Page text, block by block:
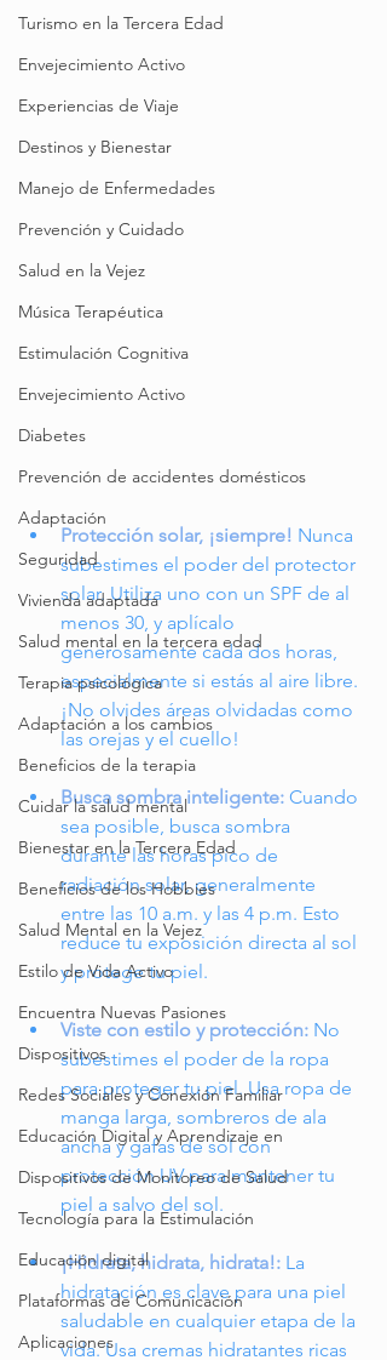
Turismo en la Tercera Edad
Envejecimiento Activo
Experiencias de Viaje
Destinos y Bienestar
Manejo de Enfermedades
Prevención y Cuidado
Salud en la Vejez
Música Terapéutica
Estimulación Cognitiva
Envejecimiento Activo
Diabetes
Prevención de accidentes domésticos
Adaptación
Seguridad
Vivienda adaptada
Salud mental en la tercera edad
Terapia psicológica
Adaptación a los cambios
Beneficios de la terapia
Cuidar la salud mental
Bienestar en la Tercera Edad
Beneficios de los Hobbies
Salud Mental en la Vejez
Estilo de Vida Activo
Encuentra Nuevas Pasiones
Dispositivos
Redes Sociales y Conexión Familiar
Educación Digital y Aprendizaje en
Dispositivos de Monitoreo de Salud
Tecnología para la Estimulación
Educación digital
Plataformas de Comunicación
Aplicaciones
Protección solar, ¡siempre! Nunca
subestimes el poder del protector
solar. Utiliza uno con un SPF de al
menos 30, y aplícalo
generosamente cada dos horas,
especialmente si estás al aire libre.
¡No olvides áreas olvidadas como
las orejas y el cuello!
Busca sombra inteligente: Cuando
sea posible, busca sombra
durante las horas pico de
radiación solar, generalmente
entre las 10 a.m. y las 4 p.m. Esto
reduce tu exposición directa al sol
y protege tu piel.
Viste con estilo y protección: No
subestimes el poder de la ropa
para proteger tu piel. Usa ropa de
manga larga, sombreros de ala
ancha y gafas de sol con
protección UV para mantener tu
piel a salvo del sol.
¡Hidrata, hidrata, hidrata!: La
hidratación es clave para una piel
saludable en cualquier etapa de la
vida. Usa cremas hidratantes ricas